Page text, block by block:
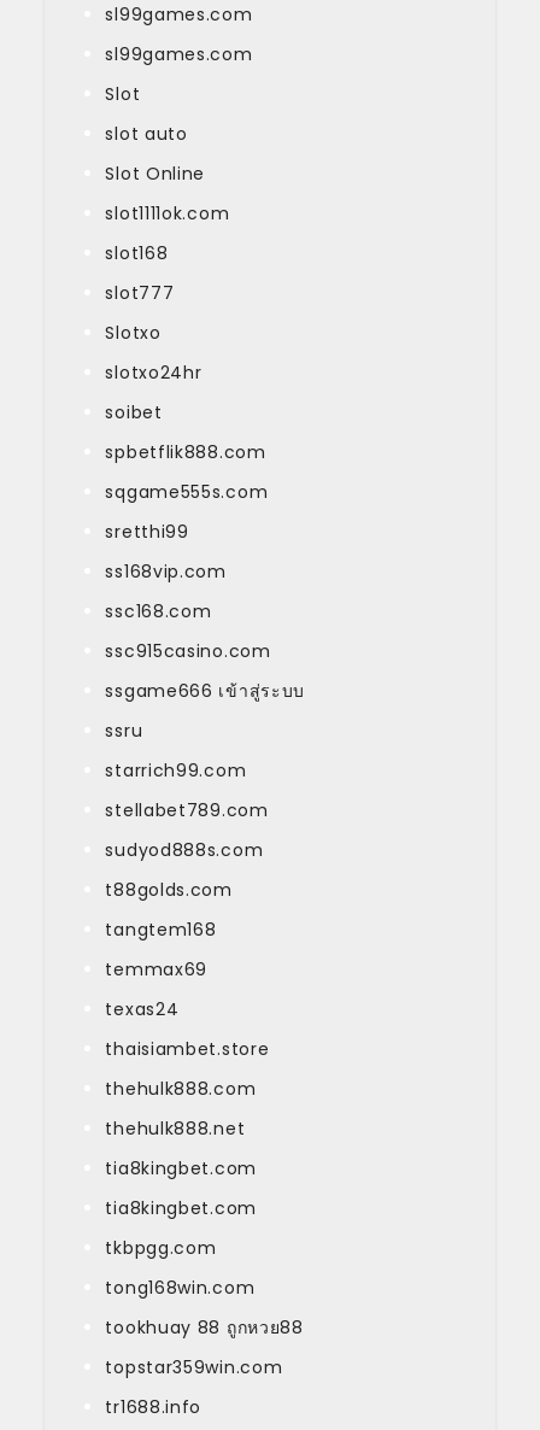
sl99games.com
sl99games.com
Slot
slot auto
Slot Online
slot1111ok.com
slot168
slot777
Slotxo
slotxo24hr
soibet
spbetflik888.com
sqgame555s.com
sretthi99
ss168vip.com
ssc168.com
ssc915casino.com
ssgame666 เข้าสู่ระบบ
ssru
starrich99.com
stellabet789.com
sudyod888s.com
t88golds.com
tangtem168
temmax69
texas24
thaisiambet.store
thehulk888.com
thehulk888.net
tia8kingbet.com
tia8kingbet.com
tkbpgg.com
tong168win.com
tookhuay 88 ถูกหวย88
topstar359win.com
tr1688.info